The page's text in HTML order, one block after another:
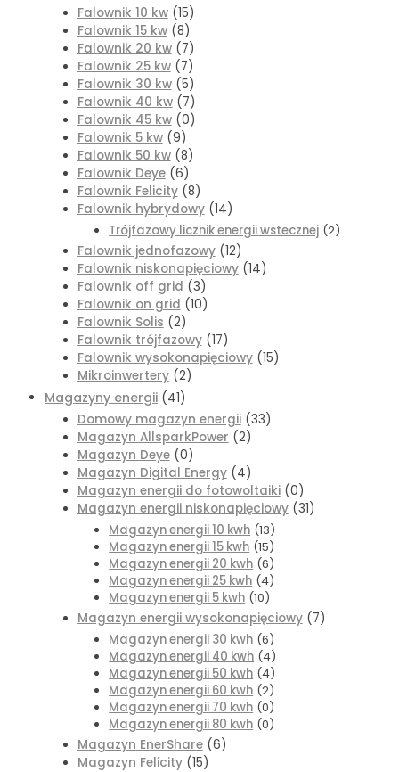
Falownik 10 kw (15)
Falownik 15 kw (8)
Falownik 20 kw (7)
Falownik 25 kw (7)
Falownik 30 kw (5)
Falownik 40 kw (7)
Falownik 45 kw (0)
Falownik 5 kw (9)
Falownik 50 kw (8)
Falownik Deye (6)
Falownik Felicity (8)
Falownik hybrydowy (14)
Trójfazowy licznik energii wstecznej (2)
Falownik jednofazowy (12)
Falownik niskonapięciowy (14)
Falownik off grid (3)
Falownik on grid (10)
Falownik Solis (2)
Falownik trójfazowy (17)
Falownik wysokonapięciowy (15)
Mikroinwertery (2)
Magazyny energii (41)
Domowy magazyn energii (33)
Magazyn AllsparkPower (2)
Magazyn Deye (0)
Magazyn Digital Energy (4)
Magazyn energii do fotowoltaiki (0)
Magazyn energii niskonapięciowy (31)
Magazyn energii 10 kwh (13)
Magazyn energii 15 kwh (15)
Magazyn energii 20 kwh (6)
Magazyn energii 25 kwh (4)
Magazyn energii 5 kwh (10)
Magazyn energii wysokonapięciowy (7)
Magazyn energii 30 kwh (6)
Magazyn energii 40 kwh (4)
Magazyn energii 50 kwh (4)
Magazyn energii 60 kwh (2)
Magazyn energii 70 kwh (0)
Magazyn energii 80 kwh (0)
Magazyn EnerShare (6)
Magazyn Felicity (15)